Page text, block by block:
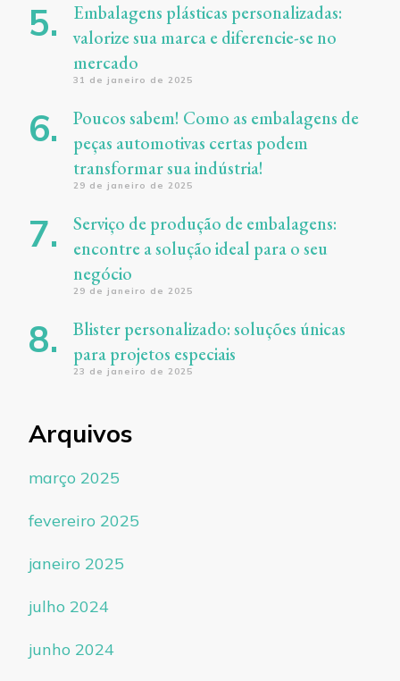
Embalagens plásticas personalizadas:
valorize sua marca e diferencie-se no
mercado
31 de janeiro de 2025
Poucos sabem! Como as embalagens de
peças automotivas certas podem
transformar sua indústria!
29 de janeiro de 2025
Serviço de produção de embalagens:
encontre a solução ideal para o seu
negócio
29 de janeiro de 2025
Blister personalizado: soluções únicas
para projetos especiais
23 de janeiro de 2025
Arquivos
março 2025
fevereiro 2025
janeiro 2025
julho 2024
junho 2024